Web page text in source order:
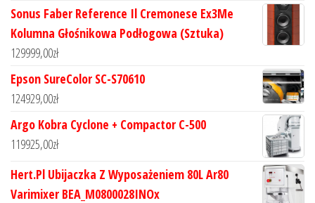
Sonus Faber Reference Il Cremonese Ex3Me
Kolumna Głośnikowa Podłogowa (Sztuka)
129999,00zł
Epson SureColor SC-S70610
124929,00zł
Argo Kobra Cyclone + Compactor C-500
119925,00zł
Hert.Pl Ubijaczka Z Wyposażeniem 80L Ar80
Varimixer BEA_M0800028INOx